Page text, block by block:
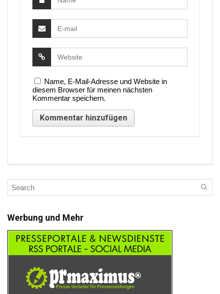
Name, E-Mail-Adresse und Website in
diesem Browser für meinen nächsten
Kommentar speichern.
Werbung und Mehr